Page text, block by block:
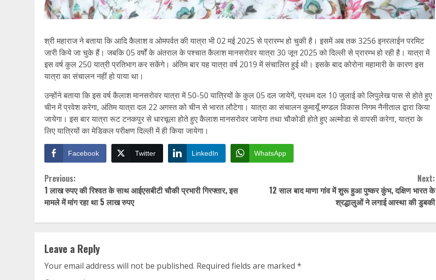
श्री महाराज ने बताया कि आदि कैलाश व ओमपर्वत की यात्रा भी 02 मई 2025 से प्रारम्भ हो चुकी है। इसमें अब तक 3256 इनरलाईन परमिट
जारी किये जा चुके हैं। जबकि 05 वर्षों के अंतराल के पश्चात कैलाश मानसरोवर यात्रा 30 जून 2025 को दिल्ली से प्रारम्भ हो रही है। यात्रा में
इस वर्ष कुल 250 यात्री प्रतिभाग कर सकेंगे। अंतिम बार यह यात्रा वर्ष 2019 में संचालित हुई थी। इसके बाद कोरोना महामारी के कारण इस
यात्रा का संचालन नहीं हो पाया था।
उन्होंने बताया कि इस वर्ष कैलाश मानसरोवर यात्रा में 50-50 यात्रियों के कुल 05 दल जायेगें, प्रथम दल 10 जुलाई को लिपुलेख पास से होते हुए
चीन में प्रवेश करेगा, अंतिम यात्रा दल 22 अगस्त को चीन से भारत लौटेगा। यात्रा का संचालन कुमायूँ मण्डल विकास निगम नैनीताल द्वारा किया
जायेगा। इस बार यात्रा रूट टनकपुर से धारचूला होते हुए कैलाश मानसरोवर जायेगा तथा चौकोडी होते हुए अल्मोडा से वापसी करेगा, यात्रा के
लिए यात्रियों का मेडिकल परीक्षण दिल्ली में ही किया जायेगा।
Facebook Twitter LinkedIn WhatsApp
Continue
Reading
Previous:
1 लाख रुपए की रिश्वत के साथ आईएसबीटी चौकी प्रभारी गिरफ्तार, इस
मामले में मांग रहा था 5 लाख रुपए
Next:
12 साल बाद माणा गांव में शुरू हुआ पुष्कर कुंभ, दक्षिण भारत के
श्रद्धालुओं ने लगाई आस्था की डुबकी
Leave a Reply
Your email address will not be published. Required fields are marked *